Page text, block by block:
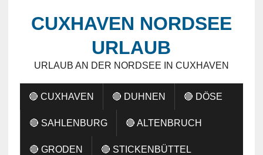
CUXHAVEN NORDSEE
URLAUB
URLAUB AN DER NORDSEE IN CUXHAVEN
🔴 CUXHAVEN 🔴 DUHNEN 🔴 DÖSE
🔴 SAHLENBURG 🔴 ALTENBRUCH
🔴 GRODEN 🔴 STICKENBÜTTEL